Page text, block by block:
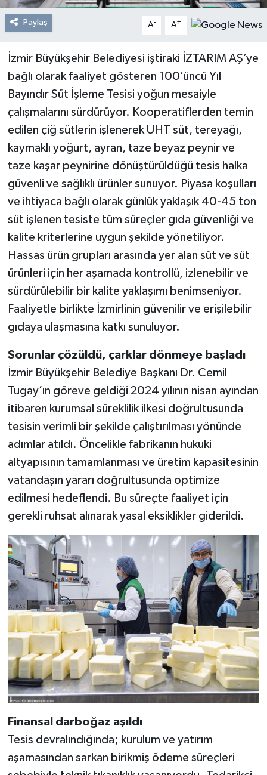
Paylaş A- A+
İzmir Büyükşehir Belediyesi iştiraki İZTARIM AŞ’ye
bağlı olarak faaliyet gösteren 100’üncü Yıl
Bayındır Süt İşleme Tesisi yoğun mesaiyle
çalışmalarını sürdürüyor. Kooperatiflerden temin
edilen çiğ sütlerin işlenerek UHT süt, tereyağı,
kaymaklı yoğurt, ayran, taze beyaz peynir ve
taze kaşar peynirine dönüştürüldüğü tesis halka
güvenli ve sağlıklı ürünler sunuyor. Piyasa koşulları
ve ihtiyaca bağlı olarak günlük yaklaşık 40-45 ton
süt işlenen tesiste tüm süreçler gıda güvenliği ve
kalite kriterlerine uygun şekilde yönetiliyor.
Hassas ürün grupları arasında yer alan süt ve süt
ürünleri için her aşamada kontrollü, izlenebilir ve
sürdürülebilir bir kalite yaklaşımı benimseniyor.
Faaliyetle birlikte İzmirlinin güvenilir ve erişilebilir
gıdaya ulaşmasına katkı sunuluyor.
Sorunlar çözüldü, çarklar dönmeye başladı
İzmir Büyükşehir Belediye Başkanı Dr. Cemil
Tugay’ın göreve geldiği 2024 yılının nisan ayından
itibaren kurumsal süreklilik ilkesi doğrultusunda
tesisin verimli bir şekilde çalıştırılması yönünde
adımlar atıldı. Öncelikle fabrikanın hukuki
altyapısının tamamlanması ve üretim kapasitesinin
vatandaşın yararı doğrultusunda optimize
edilmesi hedeflendi. Bu süreçte faaliyet için
gerekli ruhsat alınarak yasal eksiklikler giderildi.
Finansal darboğaz aşıldı
Tesis devralındığında; kurulum ve yatırım
aşamasından sarkan birikmiş ödeme süreçleri